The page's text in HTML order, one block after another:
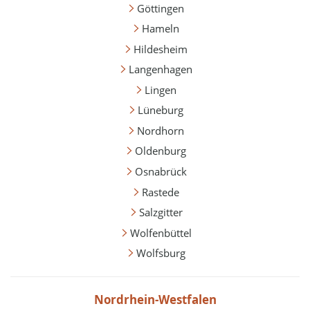
Göttingen
Hameln
Hildesheim
Langenhagen
Lingen
Lüneburg
Nordhorn
Oldenburg
Osnabrück
Rastede
Salzgitter
Wolfenbüttel
Wolfsburg
Nordrhein-Westfalen